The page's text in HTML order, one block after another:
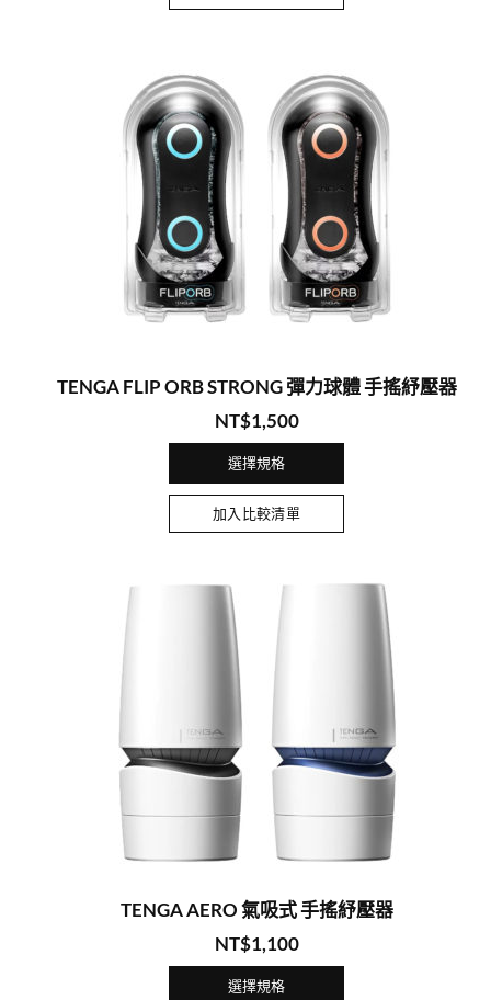
TENGA FLIP ORB STRONG 彈力球體 手搖紓壓器
NT$1,500
選擇規格
加入比較清單
TENGA AERO 氣吸式 手搖紓壓器
NT$1,100
選擇規格